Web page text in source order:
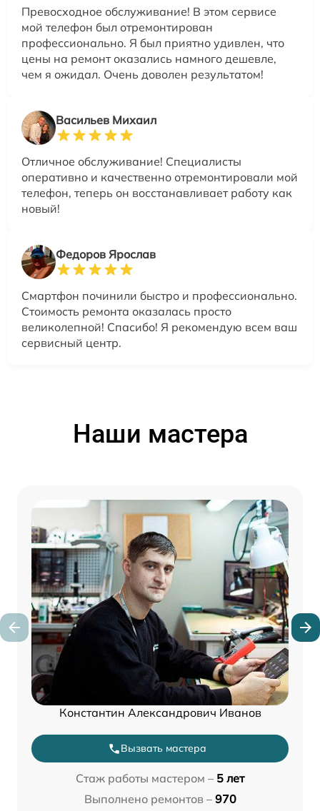
Превосходное обслуживание! В этом сервисе
мой телефон был отремонтирован
профессионально. Я был приятно удивлен, что
цены на ремонт оказались намного дешевле,
чем я ожидал. Очень доволен результатом!
Васильев Михаил
Отличное обслуживание! Специалисты
оперативно и качественно отремонтировали мой
телефон, теперь он восстанавливает работу как
новый!
Федоров Ярослав
Смартфон починили быстро и профессионально.
Стоимость ремонта оказалась просто
великолепной! Спасибо! Я рекомендую всем ваш
сервисный центр.
Наши мастера
Константин Александрович Иванов
Вызвать мастера
Стаж работы мастером – 5 лет
Выполнено ремонтов – 970